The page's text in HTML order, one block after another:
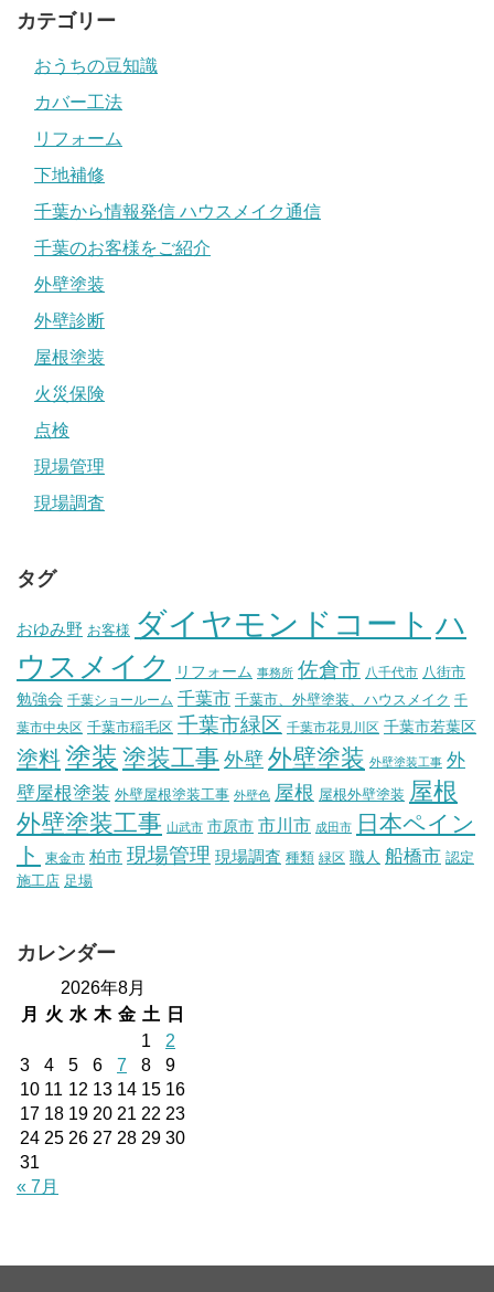
カテゴリー
おうちの豆知識
カバー工法
リフォーム
下地補修
千葉から情報発信 ハウスメイク通信
千葉のお客様をご紹介
外壁塗装
外壁診断
屋根塗装
火災保険
点検
現場管理
現場調査
タグ
おゆみ野 お客様 ダイヤモンドコート ハ
ウスメイク
リフォーム 事務所 佐倉市 八千代市 八街市
勉強会 千葉ショールーム 千葉市 千葉市、外壁塗装、ハウスメイク 千
葉市中央区 千葉市稲毛区 千葉市緑区 千葉市花見川区 千葉市若葉区
塗料塗装 塗装工事 外壁 外壁塗装 外壁塗装工事 外
壁屋根塗装 外壁屋根塗装工事 外壁色 屋根 屋根外壁塗装 屋根
外壁塗装工事 山武市 市原市 市川市 成田市
日本ペイン
ト
東金市 柏市 現場管理 現場調査 種類 緑区 職人 船橋市 認定
施工店 足場
カレンダー
2026年8月
月
火 水 木 金 土
日
1
2
3
4 5 6 7 8
9
10 11 12 13 14 15 16
17 18 19 20 21 22 23
24 25 26 27 28 29 30
31
« 7月